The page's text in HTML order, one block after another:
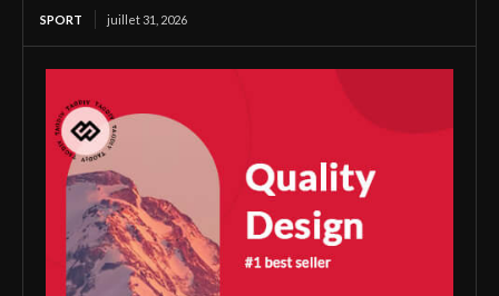
SPORT juillet 31, 2026